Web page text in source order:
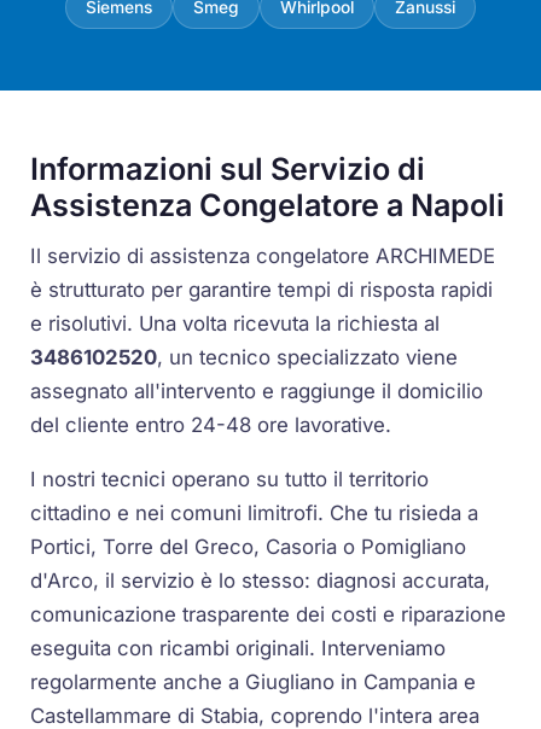
Siemens Smeg Whirlpool Zanussi
Informazioni sul Servizio di
Assistenza Congelatore a Napoli
Il servizio di assistenza congelatore ARCHIMEDE
è strutturato per garantire tempi di risposta rapidi
e risolutivi. Una volta ricevuta la richiesta al
3486102520, un tecnico specializzato viene
assegnato all'intervento e raggiunge il domicilio
del cliente entro 24-48 ore lavorative.
I nostri tecnici operano su tutto il territorio
cittadino e nei comuni limitrofi. Che tu risieda a
Portici, Torre del Greco, Casoria o Pomigliano
d'Arco, il servizio è lo stesso: diagnosi accurata,
comunicazione trasparente dei costi e riparazione
eseguita con ricambi originali. Interveniamo
regolarmente anche a Giugliano in Campania e
Castellammare di Stabia, coprendo l'intera area